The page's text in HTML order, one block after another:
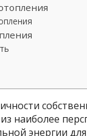
наиболее
энергии